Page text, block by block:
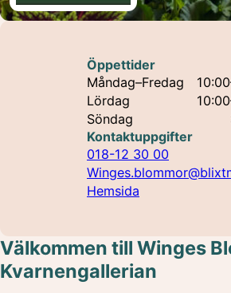
Öppettider
Måndag–Fredag
Lördag
Söndag
Kontaktuppgifter
018-12 30 00
Hemsida
Välkommen till Winges
Kvarnengallerian